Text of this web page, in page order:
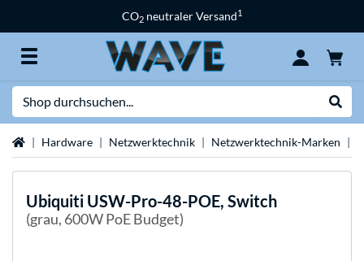
CO2 neutraler Versand1
StartseiteHardware Netzwerktechnik Netzwerktechnik-Marken
Ubiquiti USW-Pro-48-POE, Switch
(grau, 600W PoE Budget)